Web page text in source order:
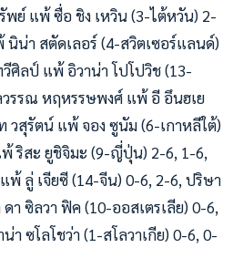
ย์ แพ้ ซื่อ ชิง เหวิน (3-ไต้หวัน) 2-
นิน่า สตัดเลอร์ (4-สวิตเซอร์แลนด์)
ศิลป์ แพ้ อิวาน่า โปโปวิช (13-
วรรณ หฤหรรษพงศ์ แพ้ อี อึนฮเย
วสุรัตน์ แพ้ จอง ซูนัม (6-เกาหลีใต้)
พ้ ริสะ ยูชิจิมะ (9-ญี่ปุ่น) 2-6, 1-6,
ลู่ เจียซี (14-จีน) 0-6, 2-6, ปริษา
า ซิลวา ฟิค (10-ออสเตรเลีย) 0-6,
า ซโลโชว่า (1-สโลวาเกีย) 0-6, 0-